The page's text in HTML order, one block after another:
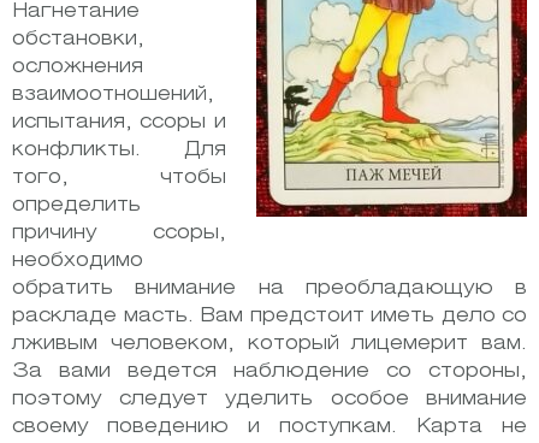
Нагнетание
обстановки,
осложнения
взаимоотношений,
испытания, ссоры и
конфликты. Для
того, чтобы
определить
причину ссоры,
необходимо
обратить внимание на преобладающую в
раскладе масть. Вам предстоит иметь дело со
лживым человеком, который лицемерит вам.
За вами ведется наблюдение со стороны,
поэтому следует уделить особое внимание
своему поведению и поступкам. Карта не